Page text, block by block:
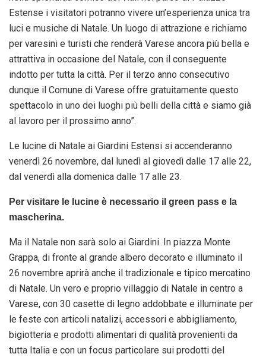
Estense i visitatori potranno vivere un’esperienza unica tra
luci e musiche di Natale. Un luogo di attrazione e richiamo
per varesini e turisti che renderà Varese ancora più bella e
attrattiva in occasione del Natale, con il conseguente
indotto per tutta la città. Per il terzo anno consecutivo
dunque il Comune di Varese offre gratuitamente questo
spettacolo in uno dei luoghi più belli della città e siamo già
al lavoro per il prossimo anno”.
Le lucine di Natale ai Giardini Estensi si accenderanno
venerdì 26 novembre, dal lunedì al giovedì dalle 17 alle 22,
dal venerdì alla domenica dalle 17 alle 23.
Per visitare le lucine è necessario il green pass e la
mascherina.
Ma il Natale non sarà solo ai Giardini. In piazza Monte
Grappa, di fronte al grande albero decorato e illuminato il
26 novembre aprirà anche il tradizionale e tipico mercatino
di Natale. Un vero e proprio villaggio di Natale in centro a
Varese, con 30 casette di legno addobbate e illuminate per
le feste con articoli natalizi, accessori e abbigliamento,
bigiotteria e prodotti alimentari di qualità provenienti da
tutta Italia e con un focus particolare sui prodotti del